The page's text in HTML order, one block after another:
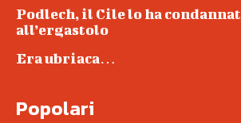
Podlech, il Cile lo ha
all’ergastolo
Era ubriaca…
Popolari